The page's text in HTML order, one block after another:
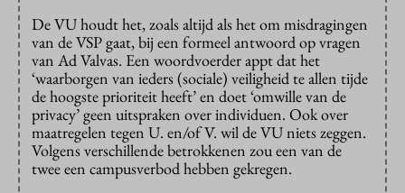
De VU houdt het, zoals altijd als het om misdragingen
van de VSP gaat, bij een formeel antwoord op vragen
van Ad Valvas. Een woordvoerder appt dat het
‘waarborgen van ieders (sociale) veiligheid te allen tijde
de hoogste prioriteit heeft’ en doet ‘omwille van de
privacy’ geen uitspraken over individuen. Ook over
maatregelen tegen U. en/of V. wil de VU niets zeggen.
Volgens verschillende betrokkenen zou een van de
twee een campusverbod hebben gekregen.